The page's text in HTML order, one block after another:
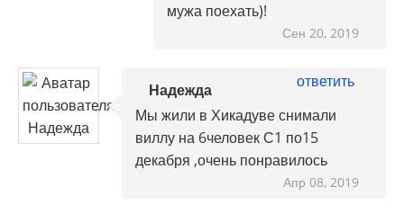
мужа поехать)!
Сен 20, 2019
Надежда
ответить
Мы жили в Хикадуве снимали
виллу на 6человек С1 по15
декабря ,очень понравилось
Апр 08, 2019